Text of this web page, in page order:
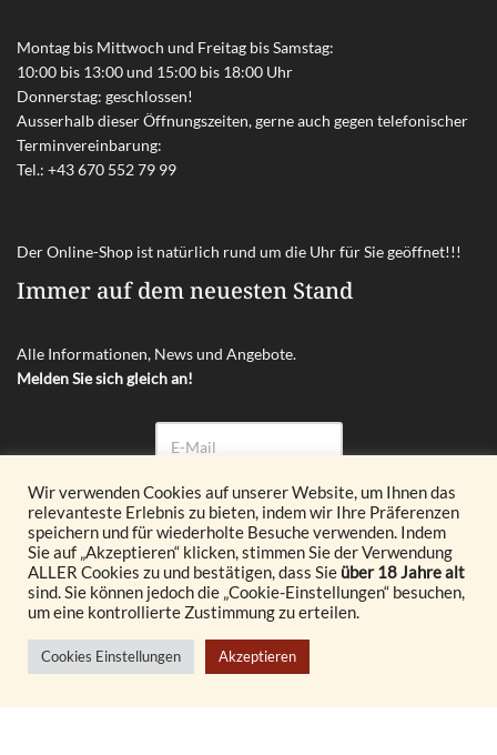
Montag bis Mittwoch und Freitag bis Samstag:
10:00 bis 13:00 und 15:00 bis 18:00 Uhr
Donnerstag: geschlossen!
Ausserhalb dieser Öffnungszeiten, gerne auch gegen telefonischer
Terminvereinbarung:
Tel.: +43 670 552 79 99
Der Online-Shop ist natürlich rund um die Uhr für Sie geöffnet!!!
Immer auf dem neuesten Stand
Alle Informationen, News und Angebote.
Melden Sie sich gleich an!
Abonnieren
© 2026 Glöckl OG. All Rights Reserved.
Realisiert durch
Wir verwenden Cookies auf unserer Website, um Ihnen das
relevanteste Erlebnis zu bieten, indem wir Ihre Präferenzen
speichern und für wiederholte Besuche verwenden. Indem
Sie auf „Akzeptieren“ klicken, stimmen Sie der Verwendung
ALLER Cookies zu und bestätigen, dass Sie über 18 Jahre alt
sind. Sie können jedoch die „Cookie-Einstellungen“ besuchen,
um eine kontrollierte Zustimmung zu erteilen.
Cookies Einstellungen Akzeptieren